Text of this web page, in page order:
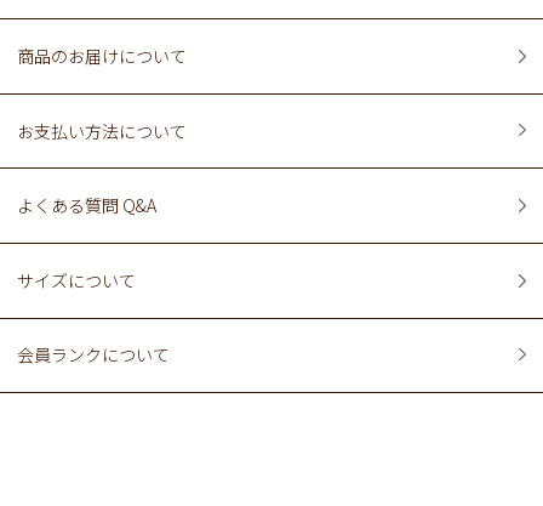
商品のお届けについて
お支払い方法について
よくある質問 Q&A
サイズについて
会員ランクについて